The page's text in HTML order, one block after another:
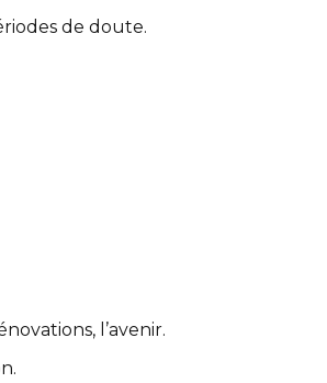
de doute.
l’avenir.